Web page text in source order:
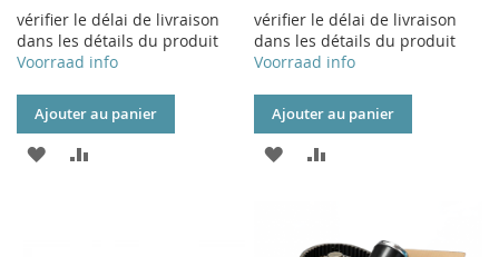
vérifier le délai de livraison
dans les détails du produit
Voorraad info
Ajouter au panier
AJOUTER
vérifier le délai de livraison
dans les détails du produit
Voorraad info
Ajouter au panier
AJOUTER